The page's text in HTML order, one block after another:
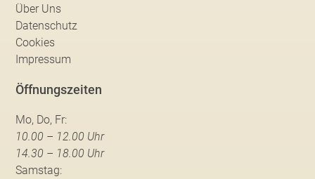
Über Uns
Datenschutz
Cookies
Impressum
Öffnungszeiten
Mo, Do, Fr:
10.00 – 12.00 Uhr
14.30 – 18.00 Uhr
Samstag: